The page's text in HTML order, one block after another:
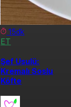
15dk
ET
Şef Usulü:
Kremalı Soslu
Köfte